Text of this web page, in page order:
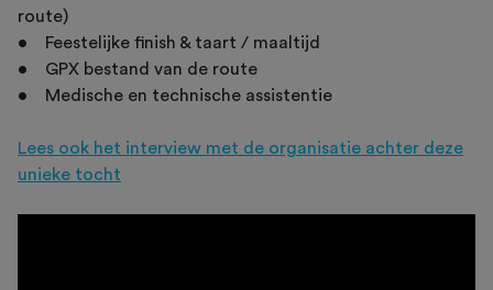
route)
• Feestelijke finish & taart / maaltijd
• GPX bestand van de route
• Medische en technische assistentie
Lees ook het interview met de organisatie achter deze
unieke tocht